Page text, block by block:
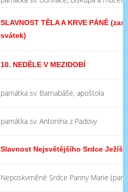
SLAVNOST TĚLA A KRVE PÁNĚ
svátek)
10. NEDĚLE V MEZIDOBÍ
památka sv. Barnabáše, apoštola
památka sv. Antonína z Padovy
Slavnost Nejsvětějšího Srdce
Neposkvrněné Srdce Panny Marie